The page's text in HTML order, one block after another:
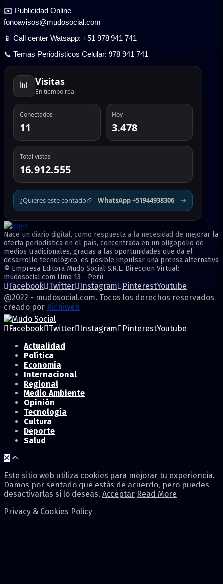
✉️ Publicidad Online
fonoavisos@mudosocial.com
📱 Call center Watsapp: +51 978 941 741
📞 Temas Periodísticos Celular: 978 941 741
📊 Visitas
En tiempo real
Conectados
11
Hoy
3.478
Total vistas
16.912.555
¿Quieres este contador? WhatsApp +51944938306 →
Nace un diario digital, como respuesta a la necesidad de mejorar la
oferta periodística en el país, concentrada en un oligopolio de
medios tradicionales, gracias a las oportunidades que da el
desarrollo tecnológico, es posible impulsar una prensa alternativa
© Empresa Editora Mudo Social S.R.L. Direccion Virtual:
mudosocial.com Lima 13 - Perú
Facebook Twitter Instagram PinterestYoutube
@2022 - mudosocial.com. Todos los derechos reservados
creado por Richiweb
Facebook Twitter Instagram PinterestYoutube
Actualidad
Política
Economía
Internacional
Regional
Medio Ambiente
Opinión
Tecnología
Cultura
Deporte
Salud
Este sitio web utiliza cookies para mejorar tu experiencia.
Damos por sentado que estás de acuerdo, pero puedes
desactivarlas si lo deseas. Acceptar Read More
Privacy & Cookies Policy